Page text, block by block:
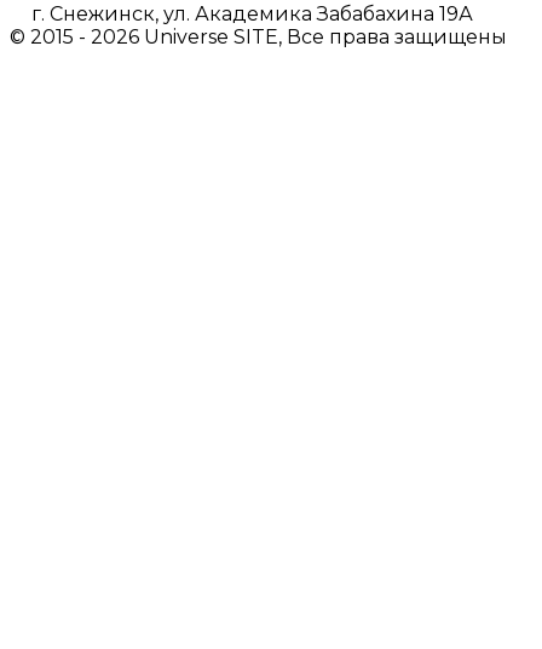
г. Снежинск, ул. Академика Забабахина 19А
© 2015 - 2026 Universe SITE, Все права защищены